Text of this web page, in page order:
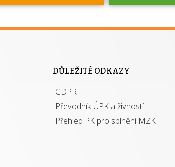
výhody má
DŮLEŽITÉ ODKAZY
GDPR
Převodník ÚPK a živností
Přehled PK pro splnění MZK